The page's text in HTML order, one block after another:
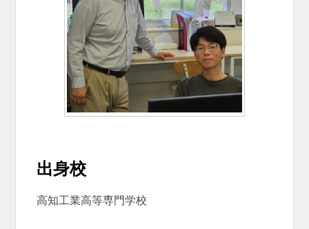
出身校
高知工業高等専門学校